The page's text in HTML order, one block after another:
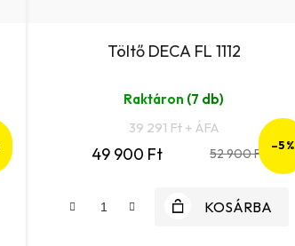
Töltő DECA FL 1112
Raktáron (7 db)
39 291 Ft + ÁFA
49 900 Ft 52 900 Ft
–5 %
KOSÁRBA